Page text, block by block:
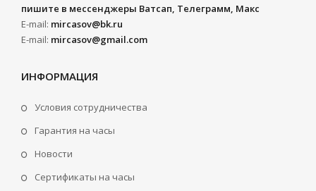
пишите в мессенджеры Ватсап, Телеграмм, Макс
E-mail: mircasov@bk.ru
E-mail: mircasov@gmail.com
ИНФОРМАЦИЯ
Условия сотрудничества
Гарантия на часы
Новости
Сертификаты на часы